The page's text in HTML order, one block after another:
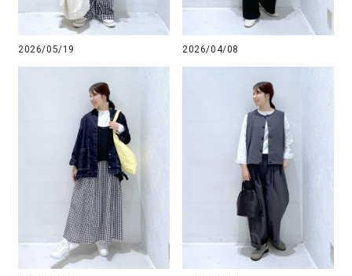
2026/05/19 2026/04/08